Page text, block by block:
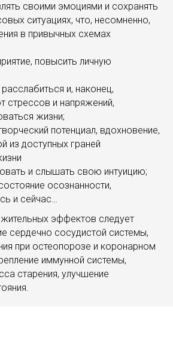
своими эмоциями и сохранять
ситуациях, что, несомненно,
в привычных схемах
повысить личную
и, наконец,
стрессов и напряжений,
жизни;
потенциал, вдохновение,
из доступных граней
и слышать свою интуицию;
осознанности,
и сейчас…
эффектов следует
сердечно сосудистой системы,
при остеопорозе и коронарном
иммунной системы,
старения, улучшение